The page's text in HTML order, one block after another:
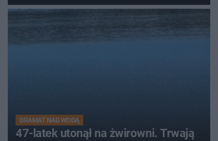
DRAMAT NAD WODĄ
47-latek utonął na żwirowni. Trwają